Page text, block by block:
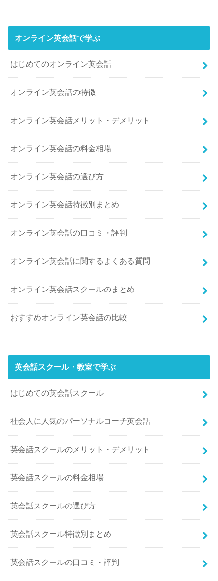
オンライン英会話で学ぶ
はじめてのオンライン英会話
オンライン英会話の特徴
オンライン英会話メリット・デメリット
オンライン英会話の料金相場
オンライン英会話の選び方
オンライン英会話特徴別まとめ
オンライン英会話の口コミ・評判
オンライン英会話に関するよくある質問
オンライン英会話スクールのまとめ
おすすめオンライン英会話の比較
英会話スクール・教室で学ぶ
はじめての英会話スクール
社会人に人気のパーソナルコーチ英会話
英会話スクールのメリット・デメリット
英会話スクールの料金相場
英会話スクールの選び方
英会話スクール特徴別まとめ
英会話スクールの口コミ・評判